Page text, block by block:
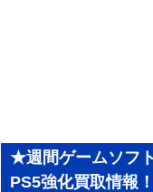
★週間ゲームソフ
PS5強化買取情報